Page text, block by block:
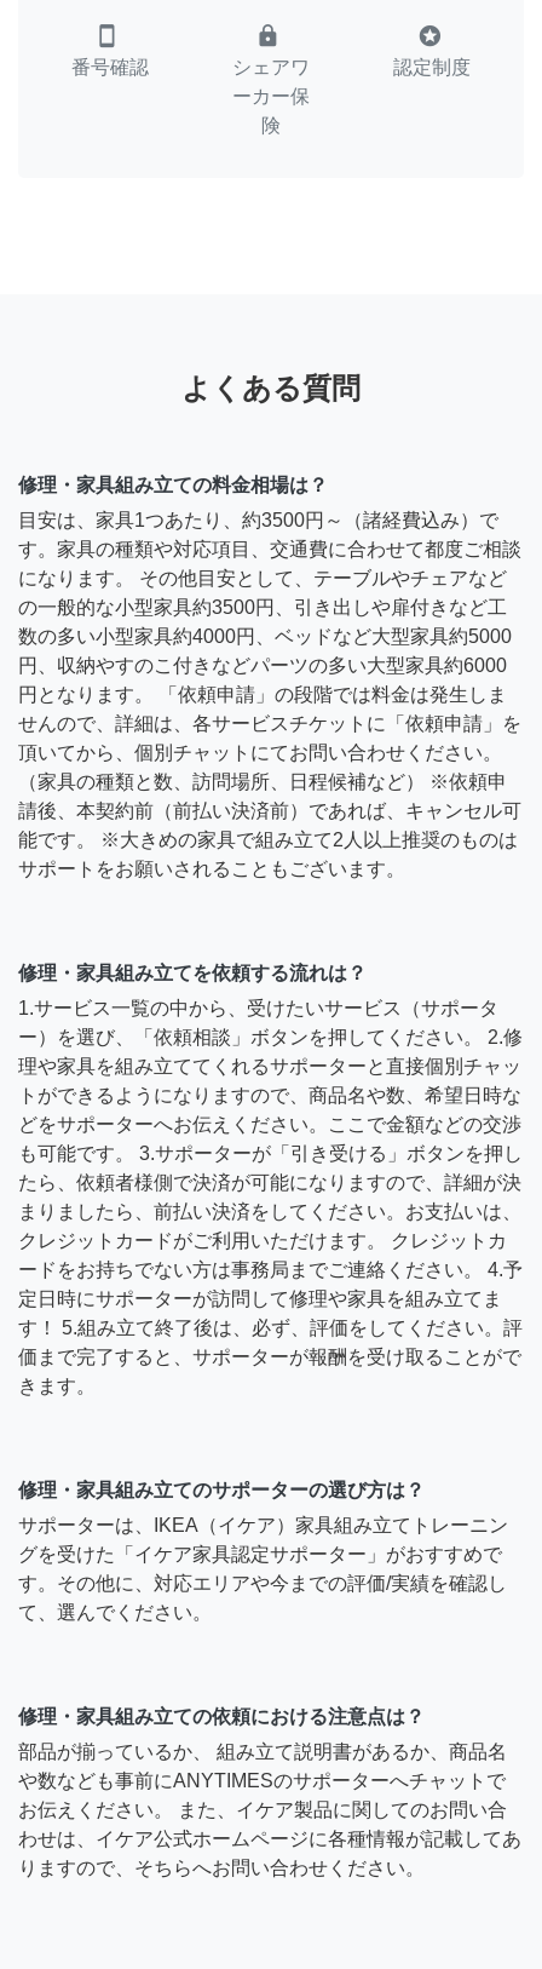
smartphone
番号確認
lock
シェアワ
ーカー保
険
stars
認定制度
よくある質問
修理・家具組み立ての料金相場は？
目安は、家具1つあたり、約3500円～（諸経費込み）で
す。家具の種類や対応項目、交通費に合わせて都度ご相談
になります。 その他目安として、テーブルやチェアなど
の一般的な小型家具約3500円、引き出しや扉付きなど工
数の多い小型家具約4000円、ベッドなど大型家具約5000
円、収納やすのこ付きなどパーツの多い大型家具約6000
円となります。 「依頼申請」の段階では料金は発生しま
せんので、詳細は、各サービスチケットに「依頼申請」を
頂いてから、個別チャットにてお問い合わせください。
（家具の種類と数、訪問場所、日程候補など） ※依頼申
請後、本契約前（前払い決済前）であれば、キャンセル可
能です。 ※大きめの家具で組み立て2人以上推奨のものは
サポートをお願いされることもございます。
修理・家具組み立てを依頼する流れは？
1.サービス一覧の中から、受けたいサービス（サポータ
ー）を選び、「依頼相談」ボタンを押してください。 2.修
理や家具を組み立ててくれるサポーターと直接個別チャッ
トができるようになりますので、商品名や数、希望日時な
どをサポーターへお伝えください。ここで金額などの交渉
も可能です。 3.サポーターが「引き受ける」ボタンを押し
たら、依頼者様側で決済が可能になりますので、詳細が決
まりましたら、前払い決済をしてください。お支払いは、
クレジットカードがご利用いただけます。 クレジットカ
ードをお持ちでない方は事務局までご連絡ください。 4.予
定日時にサポーターが訪問して修理や家具を組み立てま
す！ 5.組み立て終了後は、必ず、評価をしてください。評
価まで完了すると、サポーターが報酬を受け取ることがで
きます。
修理・家具組み立てのサポーターの選び方は？
サポーターは、IKEA（イケア）家具組み立てトレーニン
グを受けた「イケア家具認定サポーター」がおすすめで
す。その他に、対応エリアや今までの評価/実績を確認し
て、選んでください。
修理・家具組み立ての依頼における注意点は？
部品が揃っているか、 組み立て説明書があるか、商品名
や数なども事前にANYTIMESのサポーターへチャットで
お伝えください。 また、イケア製品に関してのお問い合
わせは、イケア公式ホームページに各種情報が記載してあ
りますので、そちらへお問い合わせください。